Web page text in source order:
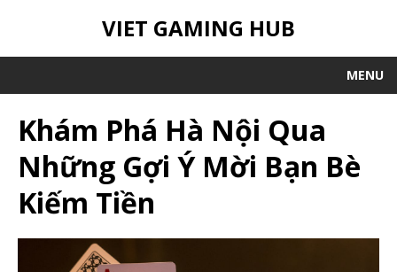
VIET GAMING HUB
MENU
Khám Phá Hà Nội Qua
Những Gợi Ý Mời Bạn Bè
Kiếm Tiền